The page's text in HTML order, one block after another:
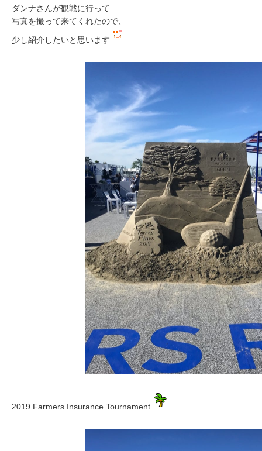
ダンナさんが観戦に行って
写真を撮って来てくれたので、
少し紹介したいと思います
2019 Farmers Insurance Tournament